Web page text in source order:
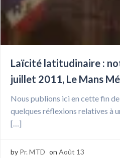
Laïcité latitudinaire :
juillet 2011, Le Mans
Nous publions ici en cette fin
quelques réflexions relatives à
[…]
by Pr. MTD on Août 13